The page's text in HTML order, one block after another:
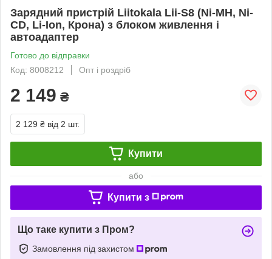
Зарядний пристрій Liitokala Lii-S8 (Ni-MH, Ni-
CD, Li-Ion, Крона) з блоком живлення і
автоадаптер
Готово до відправки
Код: 8008212
Опт і роздріб
2 149 ₴
2 129 ₴ від 2 шт.
Купити
або
Купити з
Що таке купити з Пром?
Замовлення під захистом